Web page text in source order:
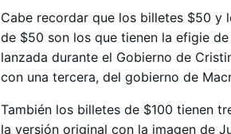
Cabe recordar que los billetes $50 y
de $50 son los que tienen la efigie
lanzada durante el Gobierno de
con una tercera, del gobierno de
También los billetes de $100 tienen
la versión original con la imagen de